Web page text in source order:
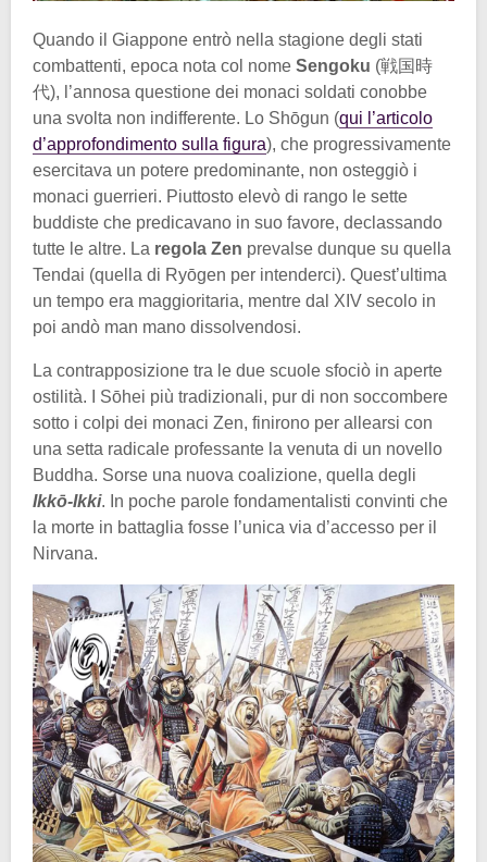
Quando il Giappone entrò nella stagione degli stati
combattenti, epoca nota col nome Sengoku (戦国時
代), l’annosa questione dei monaci soldati conobbe
una svolta non indifferente. Lo Shōgun (qui l’articolo
d’approfondimento sulla figura), che progressivamente
esercitava un potere predominante, non osteggiò i
monaci guerrieri. Piuttosto elevò di rango le sette
buddiste che predicavano in suo favore, declassando
tutte le altre. La regola Zen prevalse dunque su quella
Tendai (quella di Ryōgen per intenderci). Quest’ultima
un tempo era maggioritaria, mentre dal XIV secolo in
poi andò man mano dissolvendosi.
La contrapposizione tra le due scuole sfociò in aperte
ostilità. I Sōhei più tradizionali, pur di non soccombere
sotto i colpi dei monaci Zen, finirono per allearsi con
una setta radicale professante la venuta di un novello
Buddha. Sorse una nuova coalizione, quella degli
Ikkō-Ikki. In poche parole fondamentalisti convinti che
la morte in battaglia fosse l’unica via d’accesso per il
Nirvana.